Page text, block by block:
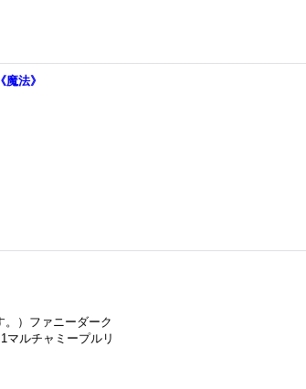
法》
。）ファニーダーク
マルチャミープルリ